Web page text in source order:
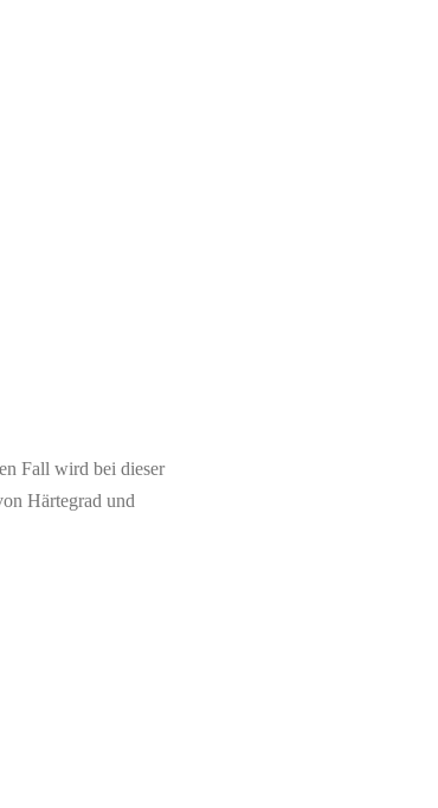
Fall wird bei dieser
Härtegrad und